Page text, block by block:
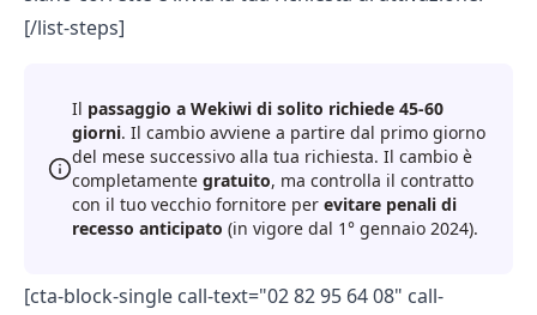
[/list-steps]
Il passaggio a Wekiwi di solito richiede 45-60
giorni. Il cambio avviene a partire dal primo giorno
del mese successivo alla tua richiesta. Il cambio è
completamente gratuito, ma controlla il contratto
con il tuo vecchio fornitore per evitare penali di
recesso anticipato (in vigore dal 1° gennaio 2024).
[cta-block-single call-text="02 82 95 64 08" call-